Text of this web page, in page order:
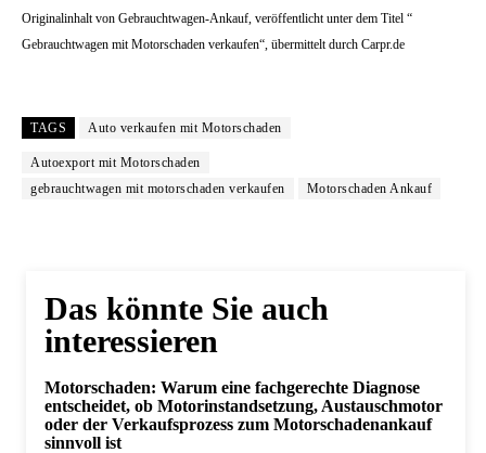
Originalinhalt von Gebrauchtwagen-Ankauf, veröffentlicht unter dem Titel “
Gebrauchtwagen mit Motorschaden verkaufen“, übermittelt durch Carpr.de
TAGS Auto verkaufen mit Motorschaden
Autoexport mit Motorschaden
gebrauchtwagen mit motorschaden verkaufen
Motorschaden Ankauf
Das könnte Sie auch
interessieren
Motorschaden: Warum eine fachgerechte Diagnose
entscheidet, ob Motorinstandsetzung, Austauschmotor
oder der Verkaufsprozess zum Motorschadenankauf
sinnvoll ist